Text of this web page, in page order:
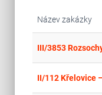
Název zakázky
III/3853
II/112 Křelovice